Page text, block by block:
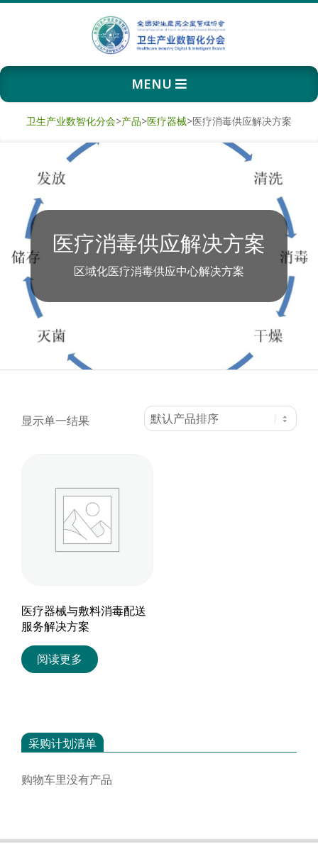
卫
生
产
业
数
智
化
分
会
Primary
Navigation
MENU
卫生产业数智化分会>产品>医疗器械>医疗消毒供应解决方案
医疗消毒供应解决方案
区域化医疗消毒供应中心解决方案
显示单一结果
医疗器械与敷料消毒配送
服务解决方案
阅读更多
采购计划清单
购物车里没有产品